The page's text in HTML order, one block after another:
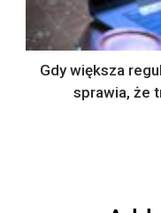
Gdy większa
sprawia, że